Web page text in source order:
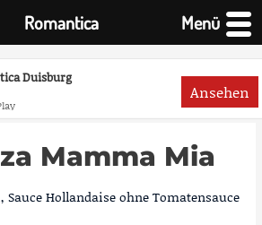
Mamma Mia
Sauce Hollandaise ohne Tomatensauce
Romantica Menü
Duisburg
Ansehen